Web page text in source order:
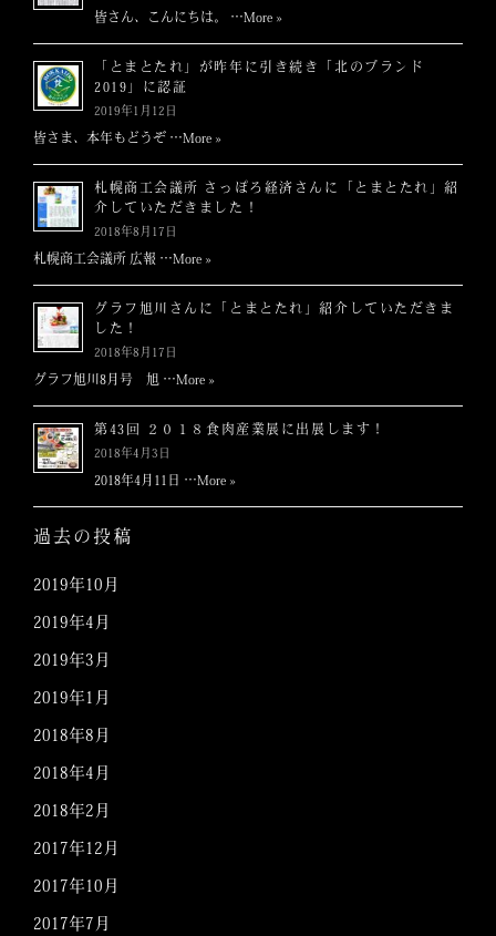
皆さん、こんにちは。 …More »
「とまとたれ」が昨年に引き続き「北のブランド
2019」に認証
2019年1月12日
皆さま、本年もどうぞ …More »
札幌商工会議所 さっぽろ経済さんに「とまとたれ」紹
介していただきました！
2018年8月17日
札幌商工会議所 広報 …More »
グラフ旭川さんに「とまとたれ」紹介していただきま
した！
2018年8月17日
グラフ旭川8月号 旭 …More »
第43回 ２０１８食肉産業展に出展します！
2018年4月3日
2018年4月11日 …More »
過去の投稿
2019年10月
2019年4月
2019年3月
2019年1月
2018年8月
2018年4月
2018年2月
2017年12月
2017年10月
2017年7月